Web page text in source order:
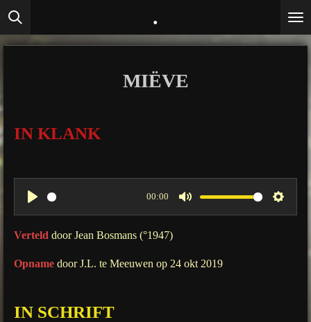
Ga
direct
naar
.
MIËVE
IN KLANK
P
l
y
00:00
M
e
S
Verteld door Jean Bosmans (°1947)
Opname door J.L. te Meeuwen op 24 okt 2019
IN SCHRIFT